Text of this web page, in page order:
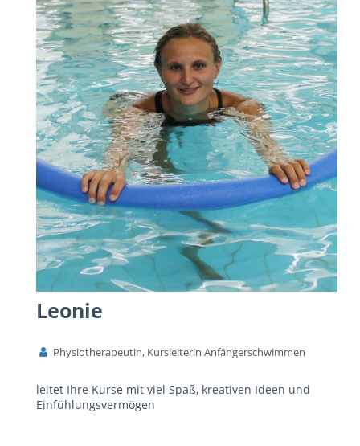
Leonie
Physiotherapeutin, Kursleiterin Anfängerschwimmen
leitet Ihre Kurse mit viel Spaß, kreativen Ideen und
Einfühlungsvermögen